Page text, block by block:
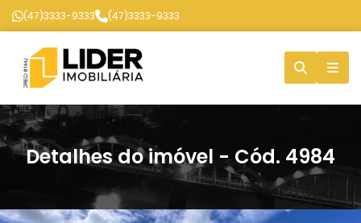
(47)3333-9333 (47)3333-9333
Detalhes do imóvel - Cód. 4984